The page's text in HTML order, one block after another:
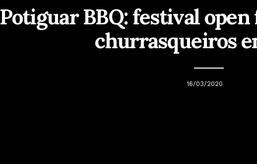
Potiguar BBQ: festival
churrasqueiros
16/03/2020